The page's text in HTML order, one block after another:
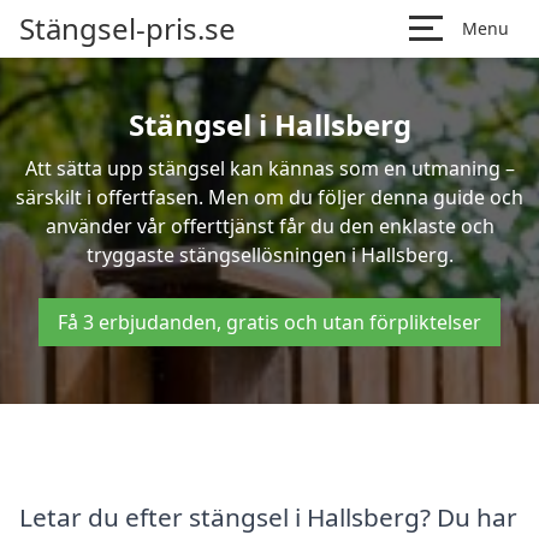
Stängsel-pris.se Menu
Stängsel i Hallsberg
Att sätta upp stängsel kan kännas som en utmaning –
särskilt i offertfasen. Men om du följer denna guide och
använder vår offerttjänst får du den enklaste och
tryggaste stängsellösningen i Hallsberg.
Få 3 erbjudanden, gratis och utan förpliktelser
Letar du efter stängsel i Hallsberg? Du har